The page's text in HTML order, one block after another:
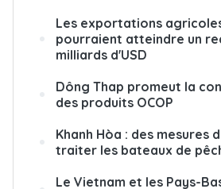
Les exportations
pourraient atteindre un
milliards d'USD
Dông Thap promeut la
des produits OCOP
Khanh Hòa : des mesures
traiter les bateaux de
Le Vietnam et les Pays-